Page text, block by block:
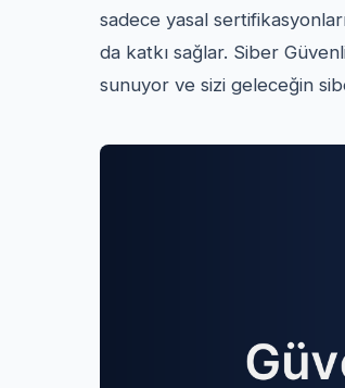
sadece yasal
da katkı sağlar. Siber
sunuyor ve sizi geleceğin